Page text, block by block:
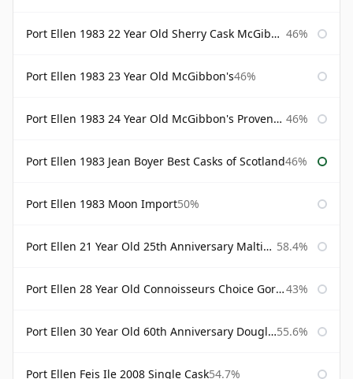
Port Ellen 1983 22 Year Old Sherry Cask McGibbon's Provenance 46%
Port Ellen 1983 23 Year Old McGibbon's46%
Port Ellen 1983 24 Year Old McGibbon's Provenance 46%
Port Ellen 1983 Jean Boyer Best Casks of Scotland46%
Port Ellen 1983 Moon Import50%
Port Ellen 21 Year Old 25th Anniversary Maltings 58.4%
Port Ellen 28 Year Old Connoisseurs Choice Gordon & MacPhail 43%
Port Ellen 30 Year Old 60th Anniversary Douglas Laing 55.6%
Port Ellen Feis Ile 2008 Single Cask54.7%